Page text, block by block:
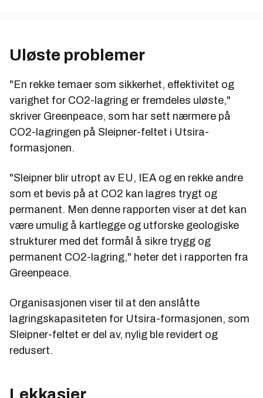
Uløste problemer
"En rekke temaer som sikkerhet, effektivitet og
varighet for CO2-lagring er fremdeles uløste,"
skriver Greenpeace, som har sett nærmere på
CO2-lagringen på Sleipner-feltet i Utsira-
formasjonen.
"Sleipner blir utropt av EU, IEA og en rekke andre
som et bevis på at CO2 kan lagres trygt og
permanent. Men denne rapporten viser at det kan
være umulig å kartlegge og utforske geologiske
strukturer med det formål å sikre trygg og
permanent CO2-lagring," heter det i rapporten fra
Greenpeace.
Organisasjonen viser til at den anslåtte
lagringskapasiteten for Utsira-formasjonen, som
Sleipner-feltet er del av, nylig ble revidert og
redusert.
Lekkasjer